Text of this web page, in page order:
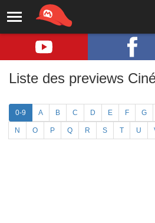
Liste des previews
0-9 A B C D E F G
N O P Q R S T U